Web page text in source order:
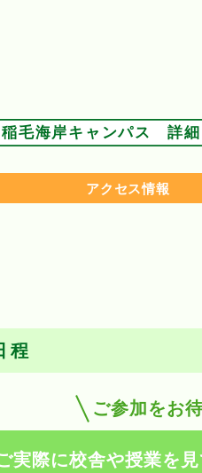
稲毛海岸キャンパス 詳
アクセス情報
程
ご参加をお
実際に校舎や授業を